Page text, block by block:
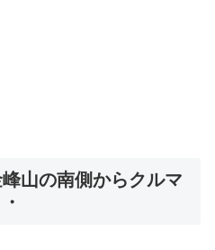
峰山の南側からクルマ